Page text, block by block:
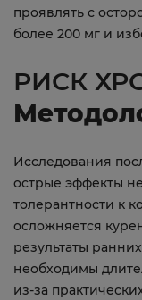
проявлять с
более 200 мг и
РИСК
Исследования
острые эффекты
толерантности к
осложняется
результаты
необходимы
из-за